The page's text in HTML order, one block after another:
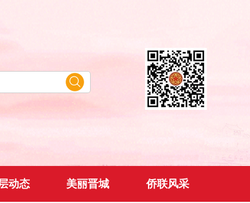
动态 美丽晋城 侨联风采